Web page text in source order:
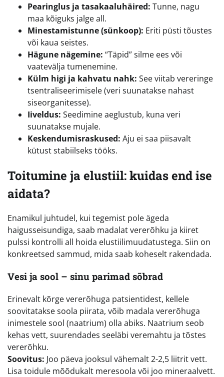
Pearinglus ja tasakaaluhäired: Tunne, nagu
maa kõiguks jalge all.
Minestamistunne (sünkoop): Eriti püsti tõustes
või kaua seistes.
Hägune nägemine: “Täpid” silme ees või
vaatevälja tumenemine.
Külm higi ja kahvatu nahk: See viitab vereringe
tsentraliseerimisele (veri suunatakse nahast
siseorganitesse).
Iiveldus: Seedimine aeglustub, kuna veri
suunatakse mujale.
Keskendumisraskused: Aju ei saa piisavalt
kütust stabiilseks tööks.
Toitumine ja elustiil: kuidas end ise
aidata?
Enamikul juhtudel, kui tegemist pole ägeda
haigusseisundiga, saab madalat vererõhku ja kiiret
pulssi kontrolli all hoida elustiilimuudatustega. Siin on
konkreetsed sammud, mida saab koheselt rakendada.
Vesi ja sool – sinu parimad sõbrad
Erinevalt kõrge vererõhuga patsientidest, kellele
soovitatakse soola piirata, võib madala vererõhuga
inimestele sool (naatrium) olla abiks. Naatrium seob
kehas vett, suurendades seeläbi veremahtu ja tõstes
vererõhku.
Soovitus: Joo päeva jooksul vähemalt 2-2,5 liitrit vett.
Lisa toidule mõõdukalt meresoola või joo mineraalvett.